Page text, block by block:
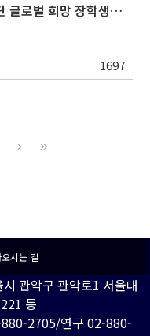
2026학년도 2학기 삼성꿈장학재단 글로벌 희망 장학생(Global Hope Scholarship) 선발 안내
1697
시는 길
관악구 관악로1 서울대
동
2705/연구 02-880-